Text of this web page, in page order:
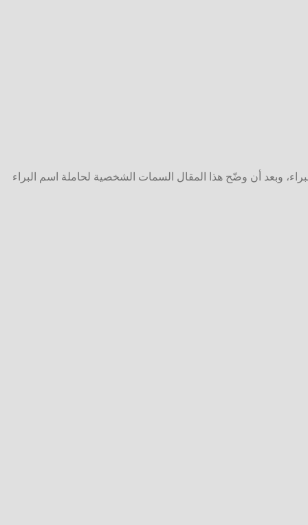
وبعد أن وضّح هذا المقال السمات الشخصية لحاملة اسم البراء